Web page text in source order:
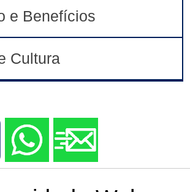
e Benefícios
Cultura